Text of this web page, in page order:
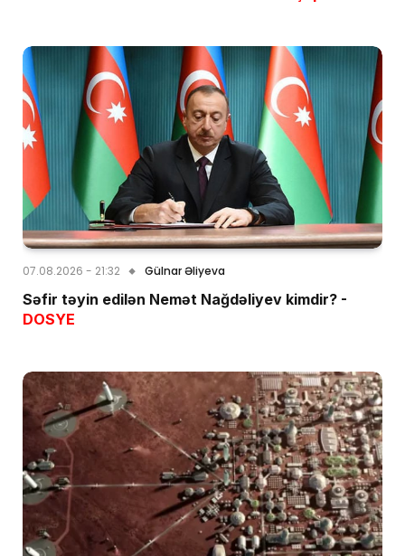
07.08.2026 - 21:32 Gülnar Əliyeva
Səfir təyin edilən Nemət Nağdəliyev kimdir? -
DOSYE